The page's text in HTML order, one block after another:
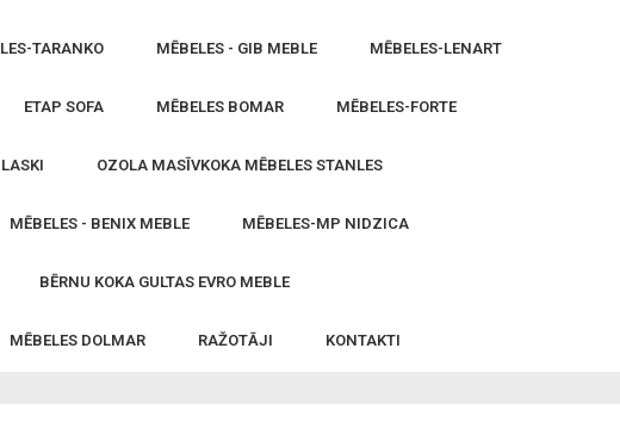
TARANKO MĒBELES - GIB MEBLE MĒBELES-LENART
ETAP SOFA MĒBELES BOMAR MĒBELES-FORTE
OZOLA MASĪVKOKA MĒBELES STANLES
MĒBELES - BENIX MEBLE MĒBELES-MP NIDZICA
BĒRNU KOKA GULTAS EVRO MEBLE
MĒBELES DOLMAR RAŽOTĀJI KONTAKTI